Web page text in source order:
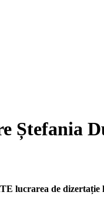
Ștefania
lucrarea de dizertație